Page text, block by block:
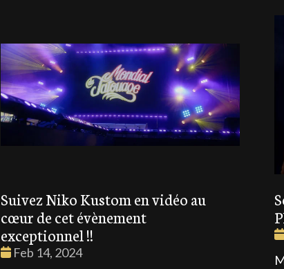
Suivez Niko Kustom en vidéo au
cœur de cet évènement
exceptionnel !!
Date
Feb 14, 2024